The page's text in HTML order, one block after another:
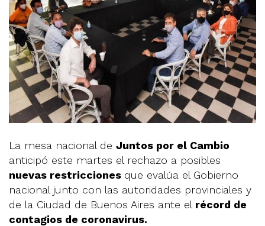
La mesa nacional de Juntos por el Cambio
anticipó este martes el rechazo a posibles
nuevas restricciones que evalúa el Gobierno
nacional junto con las autoridades provinciales y
de la Ciudad de Buenos Aires ante el récord de
contagios de coronavirus.